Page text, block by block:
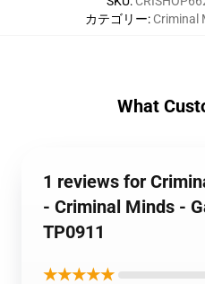
カテゴリー: Criminal
What
1 reviews for
- Criminal Minds -
TP0911
★★★★★